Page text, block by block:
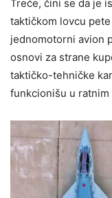
Treće, čini se da je
taktičkom lovcu
jednomotorni avion
osnovi za strane
taktičko-tehničke
funkcionišu u ratnim